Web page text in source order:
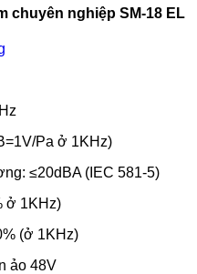
chuyên nghiệp SM-18 EL
Pa ở 1KHz)
≤20dBA (IEC 581-5)
ở 1KHz)
(ở 1KHz)
ảo 48V